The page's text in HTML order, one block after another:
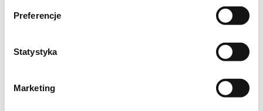
Preferencje
Statystyka
Marketing
W średnim wieku jeszcze tyle sił mi pozostało,
żeby bez zmęczenia przetańczyć noc całą...
spacerkiem do sklepu, z powrotem bez siły...
Dobra rada dla tych, którzy się starzeją